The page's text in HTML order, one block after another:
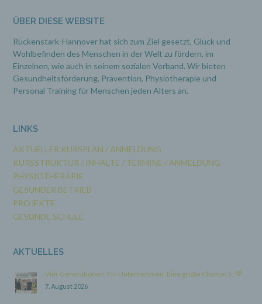
ÜBER DIESE WEBSITE
Rückenstark-Hannover hat sich zum Ziel gesetzt, Glück und
Wohlbefinden des Menschen in der Welt zu fördern, im
Einzelnen, wie auch in seinem sozialen Verband. Wir bieten
Gesundheitsförderung, Prävention, Physiotherapie und
Personal Training für Menschen jeden Alters an.
LINKS
AKTUELLER KURSPLAN / ANMELDUNG
KURSSTRUKTUR / INHALTE / TERMINE / ANMELDUNG
PHYSIOTHERAPIE
GESUNDER BETRIEB
PROJEKTE
GESUNDE SCHULE
AKTUELLES
Vier Generationen. Ein Unternehmen. Eine große Chance. 📈💚
7. August 2026
Verantwortlicher oder für die Verarbeitung
juristische Person, Behörde, Einrichtung oder
andere Stelle, die allein oder gemeinsam mit
anderen über die Zwecke und Mittel der
Verarbeitung von personenbezogenen Daten
entscheidet. Sind die Zwecke und Mittel dieser
Verarbeitung durch das Unionsrecht oder das
h) Auftragsverarbeiter
Auftragsverarbeiter ist eine natürliche oder
juristische Person, Behörde, Einrichtung oder
i) Empfänger